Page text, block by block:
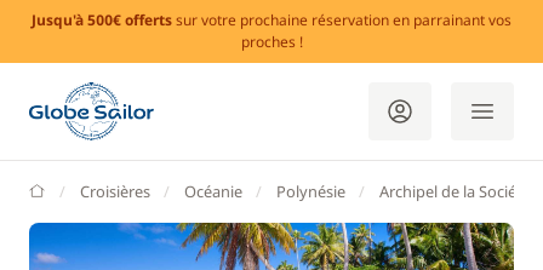
Jusqu'à 500€ offertssur votre prochaine réservation en parrainant vos
proches !
GlobeSailor
Croisières Océanie Polynésie Archipel de la Société